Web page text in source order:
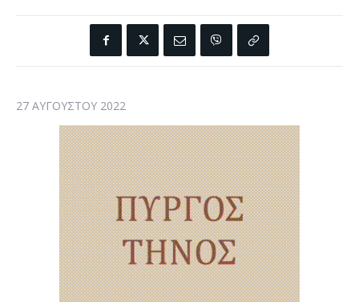
27 ΑΥΓΟΎΣΤΟΥ 2022